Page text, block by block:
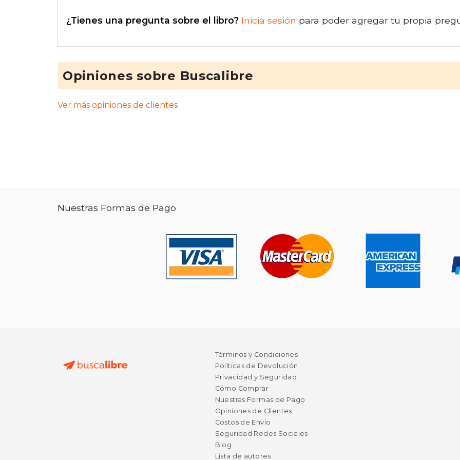
¿Tienes una pregunta sobre el libro? Inicia sesión para poder agregar tu propia
Opiniones sobre Buscalibre
Ver más opiniones de clientes
Nuestras Formas de Pago
Términos y Condiciones
Políticas de Devolución
Privacidad y Seguridad
Cómo Comprar
Nuestras Formas de Pago
Opiniones de Clientes
Costos de Envío
Seguridad Redes Sociales
Blog
Lista de autores